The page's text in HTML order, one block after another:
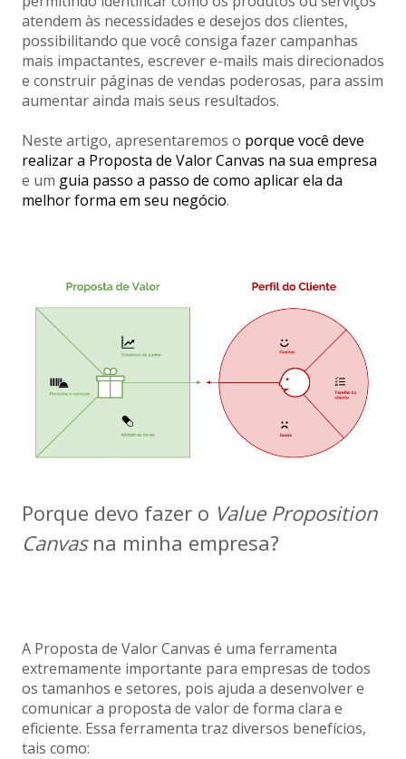
atendem às necessidades e desejos dos clientes,
possibilitando que você consiga fazer campanhas
mais impactantes, escrever e-mails mais direcionados
e construir páginas de vendas poderosas, para assim
aumentar ainda mais seus resultados.
Neste artigo, apresentaremos o porque você deve
realizar a Proposta de Valor Canvas na sua empresa
e um guia passo a passo de como aplicar ela da
melhor forma em seu negócio.
Porque devo fazer o Value Proposition
Canvasna minha empresa?
A Proposta de Valor Canvas é uma ferramenta
extremamente importante para empresas de todos
os tamanhos e setores, pois ajuda a desenvolver e
comunicar a proposta de valor de forma clara e
eficiente. Essa ferramenta traz diversos benefícios,
tais como: